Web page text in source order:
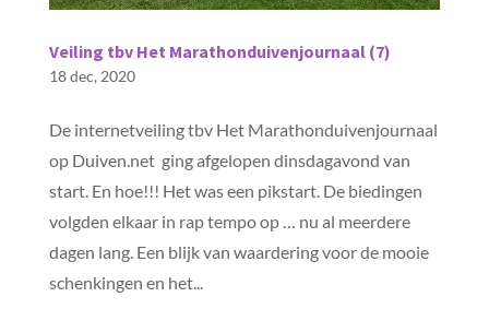
Veiling tbv Het Marathonduivenjournaal (7)
18 dec, 2020
De internetveiling tbv Het Marathonduivenjournaal
op Duiven.net ging afgelopen dinsdagavond van
start. En hoe!!! Het was een pikstart. De biedingen
volgden elkaar in rap tempo op … nu al meerdere
dagen lang. Een blijk van waardering voor de mooie
schenkingen en het...